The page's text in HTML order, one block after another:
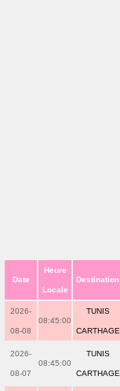
Date
Heure
Locale
Destination
2026-
08-08
08:45:00
TUNIS
CARTHAGE
2026-
08-07
08:45:00
TUNIS
CARTHAGE